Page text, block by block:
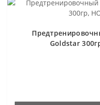
Goldstar